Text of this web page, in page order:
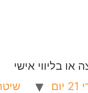
בליווי אישי